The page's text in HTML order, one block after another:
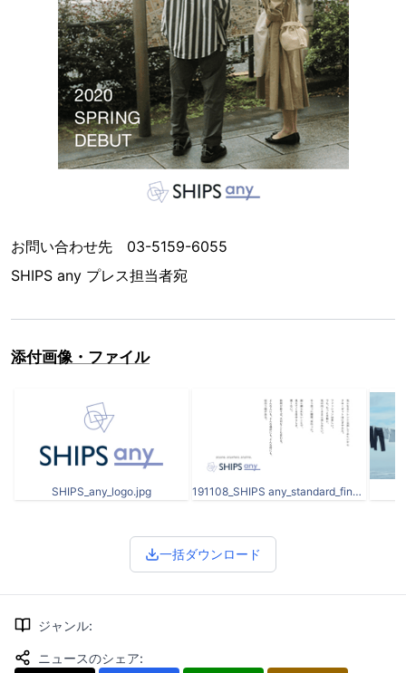
お問い合わせ先 03-5159-6055
SHIPS any プレス担当者宛
添付画像・ファイル
SHIPS_any_logo.jpg 191108_SHIPS any_standard_final-02.jpg
一括ダウンロード
ジャンル:
ニュースのシェア: